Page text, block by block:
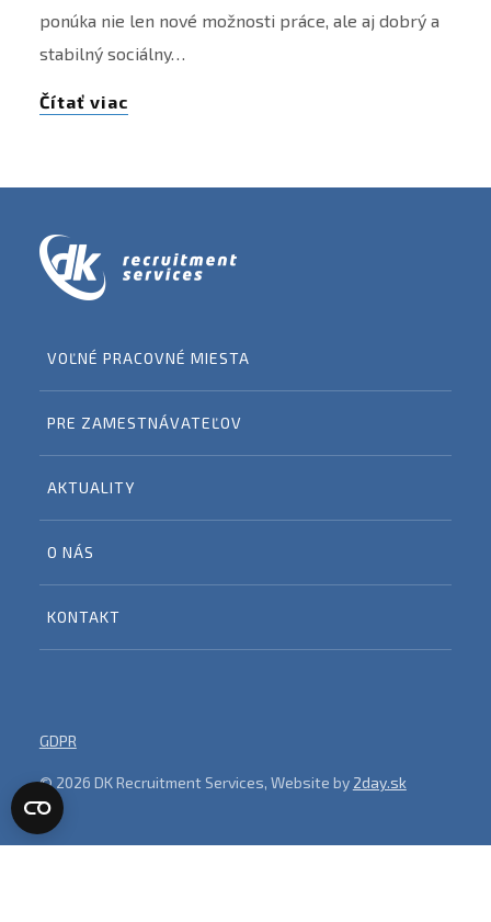
ponúka nie len nové možnosti práce, ale aj dobrý a
stabilný sociálny…
Čítať viac
VOĽNÉ PRACOVNÉ MIESTA
PRE ZAMESTNÁVATEĽOV
AKTUALITY
O NÁS
KONTAKT
GDPR
© 2026 DK Recruitment Services, Website by 2day.sk